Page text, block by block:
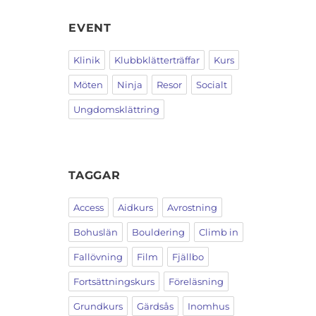
EVENT
Klinik Klubbklätterträffar Kurs
Möten Ninja Resor Socialt
Ungdomsklättring
TAGGAR
Access Aidkurs Avrostning
Bohuslän Bouldering Climb in
Fallövning Film Fjällbo
Fortsättningskurs Föreläsning
Grundkurs Gärdsås Inomhus